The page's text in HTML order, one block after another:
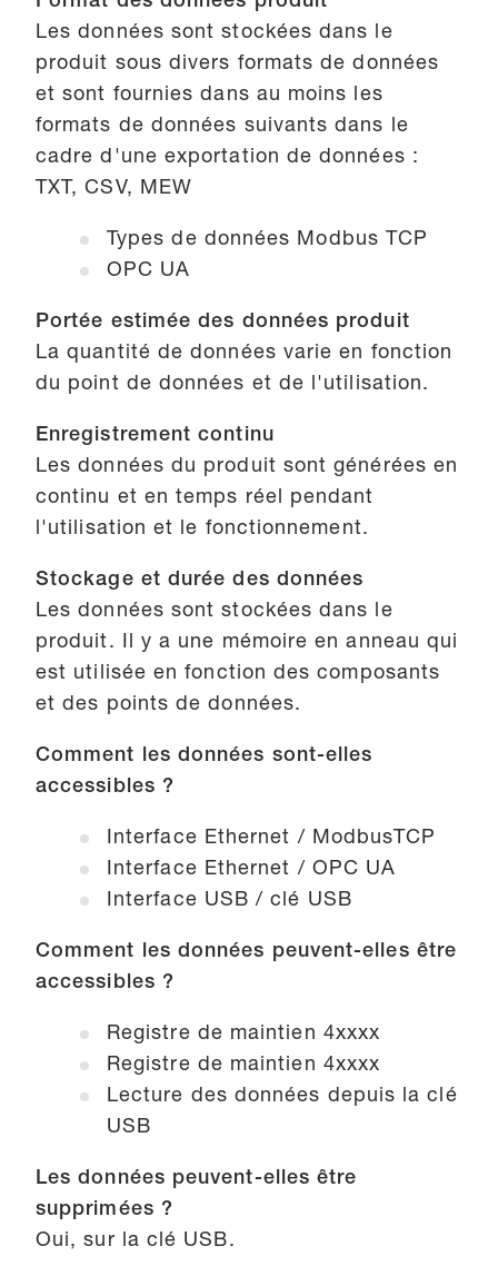
Les données sont stockées dans le
produit sous divers formats de données
et sont fournies dans au moins les
formats de données suivants dans le
cadre d'une exportation de données :
TXT, CSV, MEW
Types de données Modbus TCP
OPC UA
Portée estimée des données produit
La quantité de données varie en fonction
du point de données et de l'utilisation.
Enregistrement continu
Les données du produit sont générées en
continu et en temps réel pendant
l'utilisation et le fonctionnement.
Stockage et durée des données
Les données sont stockées dans le
produit. Il y a une mémoire en anneau qui
est utilisée en fonction des composants
et des points de données.
Comment les données sont-elles
accessibles ?
Interface Ethernet / ModbusTCP
Interface Ethernet / OPC UA
Interface USB / clé USB
Comment les données peuvent-elles être
accessibles ?
Registre de maintien 4xxxx
Registre de maintien 4xxxx
Lecture des données depuis la clé
USB
Les données peuvent-elles être
supprimées ?
Oui, sur la clé USB.